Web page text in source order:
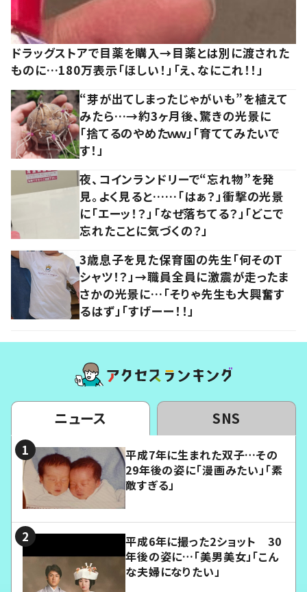
ドラッグストアで目薬を購入→目薬とは別に渡された
ものに…180万表示「ほしい！」「え、なにこれ！！」
“芽が出てしまったじゃがいも”を植えて
みたら…→約3ヶ月後、驚きの光景に
「捨てるのやめたｗｗ」「育ててみたいで
す！」
夜、コインランドリーで“忘れ物”を発
見。よく見ると……「はぁ？」衝撃の光景
に「エーッ！？」「なぜ落ちてる？」「どこで
忘れたことに気づくの？」
3歳息子を見た保育園の先生「何そのT
シャツ！？」→職員全員に激震が走ったま
さかの光景に…「そりゃ先生も大興奮す
るはず」「すげーー！！」
ニュース SNS
平成7年に生まれた双子…その
29年後の姿に「漫画みたい」「素
敵すぎる」
平成6年に撮った2ショット 30
年後の姿に…「美男美女」「こん
な夫婦になりたい」